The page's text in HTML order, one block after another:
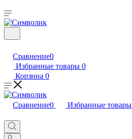
Сравнение0
Избранные товары 0
Корзина 0
Сравнение0 Избранные товары